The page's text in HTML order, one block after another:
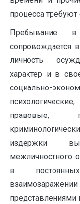
процесса
Пребывание
сопровождается
личность
характер и в
социально-
правовые,
издержки
межличностного
в